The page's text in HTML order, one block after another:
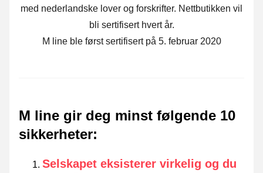
med nederlandske lover og forskrifter. Nettbutikken vil
bli sertifisert hvert år.
M line ble først sertifisert på 5. februar 2020
M line gir deg minst følgende 10
sikkerheter:
Selskapet eksisterer virkelig og du